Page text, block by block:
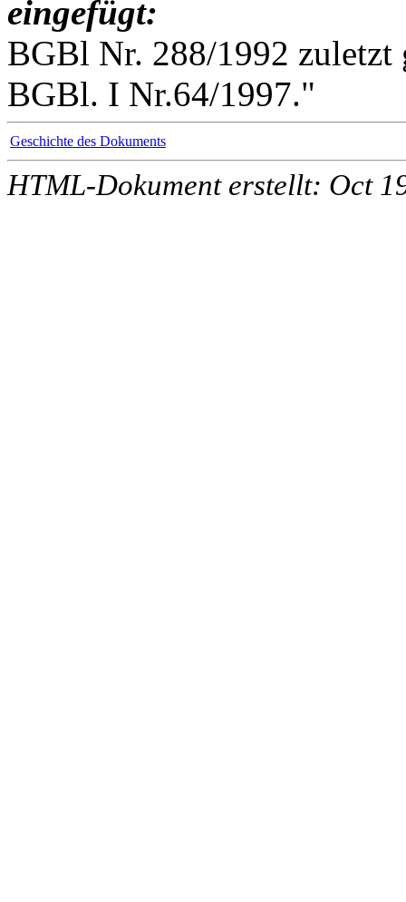
eingefügt:
BGBl Nr. 288/1992 zuletzt
BGBl. I Nr.64/1997."
Geschichte des Dokuments
HTML-Dokument erstellt: Oct